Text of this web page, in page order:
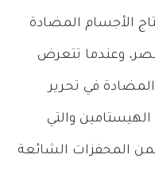
الأجسام المضادة
وعندما تتعرض
في تحرير
الهيستامين والتي
المحفزات الشائعة